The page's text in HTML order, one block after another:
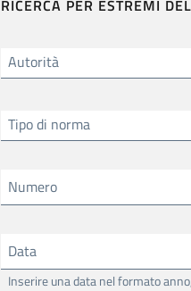
RICERCA PER ESTREMI
Autorità
Tipo di norma
Numero
Data
Inserire una data nel formato